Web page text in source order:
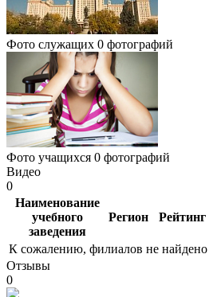
Фото служащих 0 фотографий
Фото учащихся 0 фотографий
Видео
0
Наименование
учебного
заведения
Регион Рейтинг
К сожалению, филиалов не найдено
Отзывы
0